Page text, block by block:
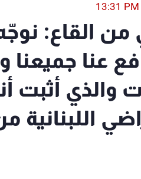
13:31 PM
من القاع:
عنا
والذي أثبت